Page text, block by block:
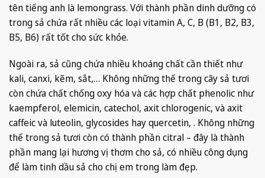
tên tiếng anh là lemongrass. Với thành phần dinh dưỡng có
trong sả chứa rất nhiều các loại vitamin A, C, B (B1, B2, B3,
B5, B6) rất tốt cho sức khỏe.
Ngoài ra, sả cũng chứa nhiều khoáng chất cần thiết như
kali, canxi, kẽm, sắt,… Không những thế trong cây sả tươi
còn chứa chất chống oxy hóa và các hợp chất phenolic như
kaempferol, elemicin, catechol, axit chlorogenic, và axit
caffeic và luteolin, glycosides hay quercetin, . Không những
thế trong sả tươi còn có thành phần citral – đây là thành
phần mang lại hương vị thơm cho sả, có nhiều công dụng
để làm tinh dầu sả cho chị em trong làm đẹp.